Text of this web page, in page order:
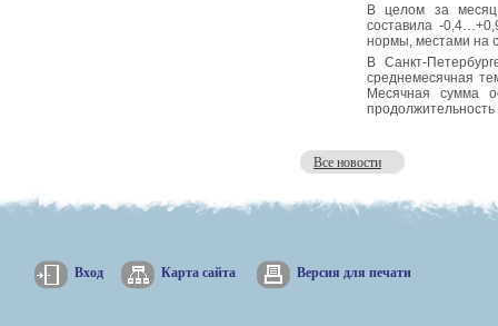
В целом за месяц
составила -
нормы, местами на
В Санкт-
среднемесячная
Месячная сумма
Все новости
Вход Карта сайта Версия для печати